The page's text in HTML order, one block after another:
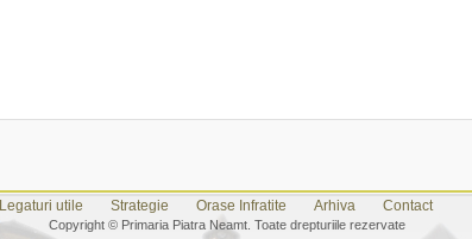
Legaturi utile Strategie Orase Infratite Arhiva Contact
Copyright © Primaria Piatra Neamt. Toate drepturiile rezervate